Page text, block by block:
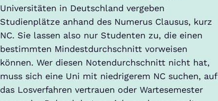
Universitäten in Deutschland vergeben
Studienplätze anhand des Numerus Clausus, kurz
NC. Sie lassen also nur Studenten zu, die einen
bestimmten Mindestdurchschnitt vorweisen
können. Wer diesen Notendurchschnitt nicht hat,
muss sich eine Uni mit niedrigerem NC suchen, auf
das Losverfahren vertrauen oder Wartesemester